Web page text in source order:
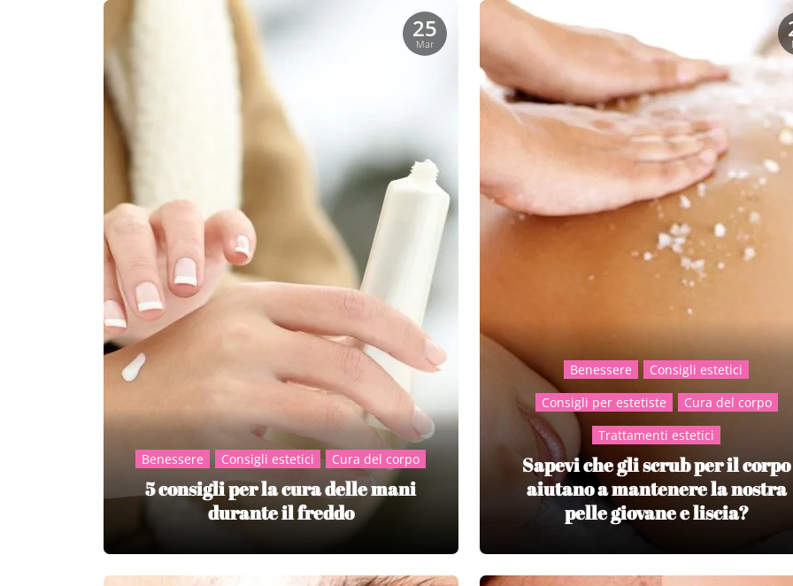
25
Mar
Benessere Consigli estetici Cura del corpo
5 consigli per la cura delle mani
durante il freddo
Benessere
Consigli estetici
Consigli per estetiste
Cura del corpo
Trattamenti estetici
Sapevi che gli scrub per il corpo
aiutano a mantenere la nostra
pelle giovane e liscia?